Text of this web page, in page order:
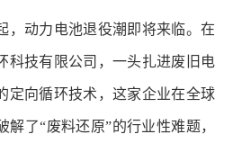
动力电池退役潮即将来临。在
科技有限公司，一头扎进废旧电
定向循环技术，这家企业在全球
了“废料还原”的行业性难题，